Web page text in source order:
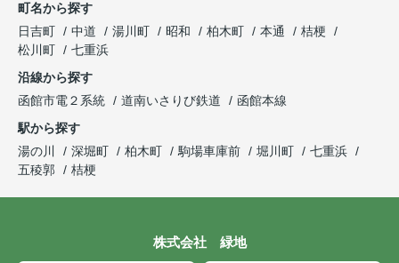
町名から探す
日吉町
中道 湯川町 昭和 柏木町 本通
桔梗
松川町
七重浜
沿線から探す
函館市電２系統
道南いさりび鉄道
函館本線
駅から探す
湯の川
深堀町 柏木町 駒場車庫前 堀川町
七重浜
五稜郭
桔梗
株式会社 緑地